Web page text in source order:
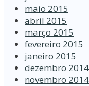
maio 2015
abril 2015
março 2015
fevereiro 2015
janeiro 2015
dezembro 2014
novembro 2014